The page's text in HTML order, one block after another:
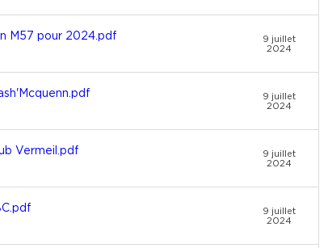
M57 pour 2024.pdf
9 juillet
2024
9 juillet
2024
Vermeil.pdf
9 juillet
2024
9 juillet
2024